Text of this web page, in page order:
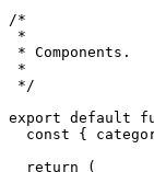
interface Props {
categories:
/*
* Components.